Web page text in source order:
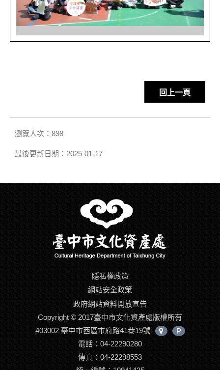
回上一頁
瀏覽人次：898
最後更新日期：2025-01-17
隱私權政策
網站安全政策
政府網站資料開放宣告
Copyright © 2017臺中市文化資產處版權所有
403002 臺中市西區市府路41巷19號
中
P
電話：04-22290280
傳真：04-22298553